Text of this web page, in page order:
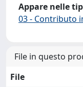
Appare nelle
03 - Contributo
File in questo
File